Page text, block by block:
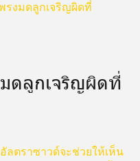
รงมดลูกเจริญผิดที่
มดลูกเจริญผิดที่
ลตราซาวด์จะช่วยให้เห็น